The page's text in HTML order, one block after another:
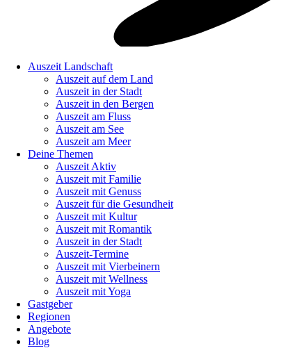
Auszeit Landschaft
Auszeit auf dem Land
Auszeit in der Stadt
Auszeit in den Bergen
Auszeit am Fluss
Auszeit am See
Auszeit am Meer
Deine Themen
Auszeit Aktiv
Auszeit mit Familie
Auszeit mit Genuss
Auszeit für die Gesundheit
Auszeit mit Kultur
Auszeit mit Romantik
Auszeit in der Stadt
Auszeit-Termine
Auszeit mit Vierbeinern
Auszeit mit Wellness
Auszeit mit Yoga
Gastgeber
Regionen
Angebote
Blog